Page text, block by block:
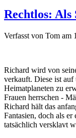
Rechtlos:
Verfasst von Tom am
Richard wird von
verkauft. Diese ist auf
Heimatplaneten zu
Frauen herrschen -
Richard hält das
Fantasien, doch als
tatsächlich versklavt